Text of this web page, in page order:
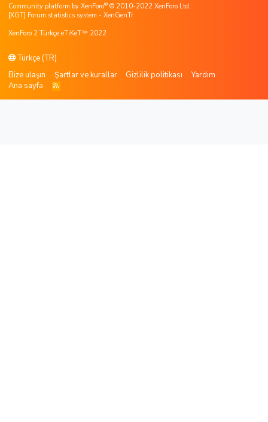
Community platform by XenForo® © 2010-2022 XenForo Ltd.
[XGT] Forum statistics system - XenGenTr
XenForo 2 Türkçe eTiKeT™ 2022
Türkçe (TR)
Bize ulaşın
Şartlar ve kurallar Gizlilik politikası
Yardım
Ana sayfa
R
S
S